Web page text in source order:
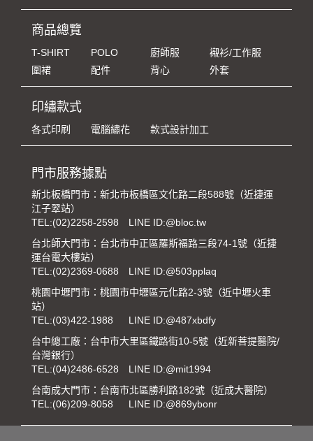
商品總覽
T-SHIRT POLO 廚師服
襯衫/工作服
圍裙
配件 背心 外套
印繡款式
各式印刷 電腦繡花 款式設計加工
門市服務據點
新北板橋門市：新北市板橋區文化路二段588號（近捷運
江子翠站）
TEL:(02)2258-2598
LINE ID:@bloc.tw
台北師大門市：台北市中正區羅斯福路三段74-1號（近捷
運台電大樓站）
TEL:(02)2369-0688
LINE ID:@503pplaq
桃園中壢門市：桃園市中壢區元化路2-3號（近中壢火車
站）
TEL:(03)422-1988
LINE ID:@487xbdfy
台中總工廠：台中市大里區鐵路街10-5號（近新菩提醫院/
台灣銀行）
TEL:(04)2486-6528
LINE ID:@mit1994
台南成大門市：台南市北區勝利路182號（近成大醫院）
TEL:(06)209-8058 LINE ID:@869ybonr